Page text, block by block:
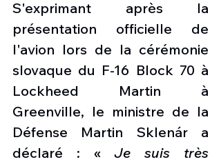
S'exprimant après la
présentation officielle de
l'avion lors de la cérémonie
slovaque du F-16 Block 70 à
Lockheed Martin à
Greenville, le ministre de la
Défense Martin Sklenár a
déclaré : « Je suis très